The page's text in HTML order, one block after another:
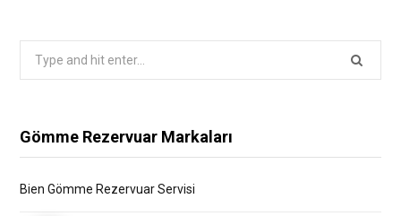
Gömme Rezervuar Markaları
Bien Gömme Rezervuar Servisi